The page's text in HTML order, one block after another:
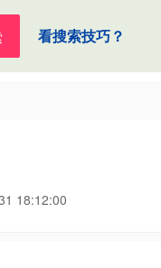
看搜索技巧？
18:12:00